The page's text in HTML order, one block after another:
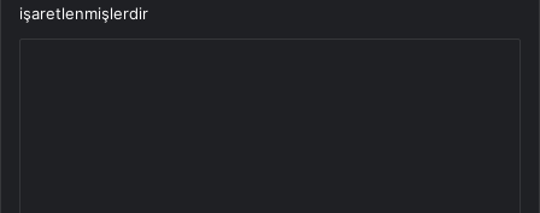
işaretlenmişlerdir